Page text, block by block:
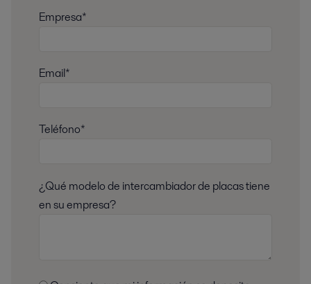
Empresa*
Email*
Teléfono*
¿Qué modelo de intercambiador de placas tiene
en su empresa?